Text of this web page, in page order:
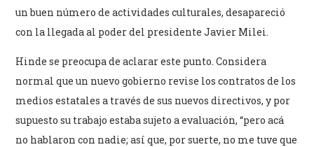
un buen número de actividades culturales, desapareció
con la llegada al poder del presidente Javier Milei.
Hinde se preocupa de aclarar este punto. Considera
normal que un nuevo gobierno revise los contratos de los
medios estatales a través de sus nuevos directivos, y por
supuesto su trabajo estaba sujeto a evaluación, “pero acá
no hablaron con nadie; así que, por suerte, no me tuve que